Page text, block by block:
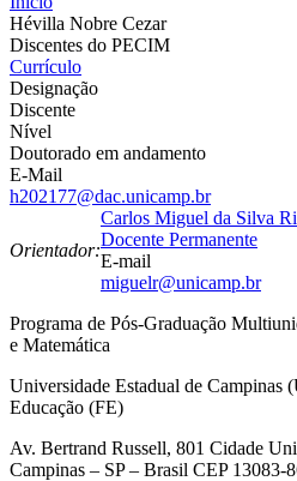
Hévilla Nobre Cezar
Discentes do PECIM
Currículo
Designação
Discente
Nível
Doutorado em andamento
E-Mail
h202177@dac.unicamp.br
Orientador:
Carlos Miguel da Silva
Docente Permanente
E-mail
miguelr@unicamp.br
Programa de Pós-Graduação
e Matemática
Universidade Estadual de Campinas
Educação (FE)
Av. Bertrand Russell, 801 Cidade
Campinas – SP – Brasil CEP 13083-